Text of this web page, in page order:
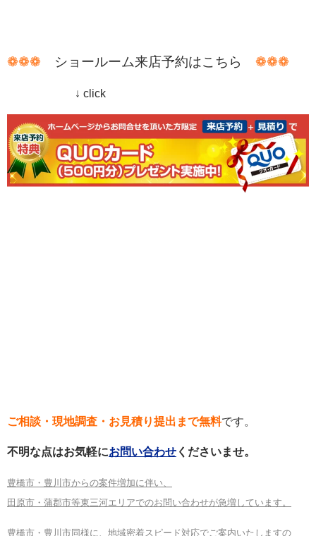
❁❁❁ ショールーム来店予約はこちら ❁❁❁
↓ click
ご相談・現地調査・お見積り提出まで無料です。
不明な点はお気軽にお問い合わせ くださいませ。
豊橋市・豊川市からの案件増加に伴い、
田原市・蒲郡市等東三河エリアでのお問い合わせが急増しています。
豊橋市・豊川市同様に、地域密着スピード対応でご案内いたしますの